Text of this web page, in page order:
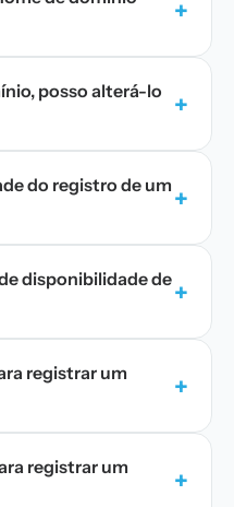
+
posso alterá-lo
+
do registro de um +
disponibilidade de+
registrar um
+
registrar um
+